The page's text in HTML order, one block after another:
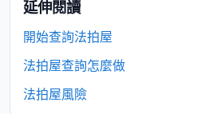
延伸閱讀
開始查詢法拍屋
法拍屋查詢怎麼做
法拍屋風險